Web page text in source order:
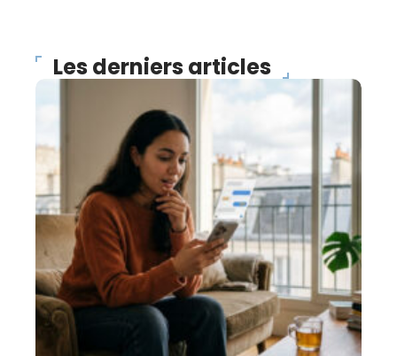
Les derniers articles